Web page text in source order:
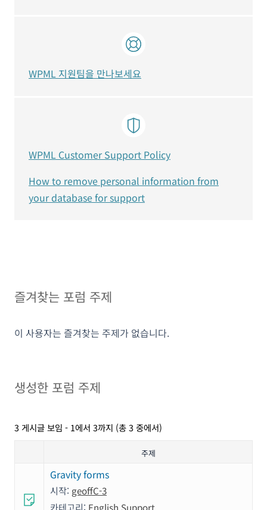
즐겨찾는 포럼 주제
이 사용자는 즐겨찾는 주제가 없습니다.
생성한 포럼 주제
3 게시글 보임 - 1에서 3까지 (총 3 중에서)
주제
Gravity forms
시작: geoffC-3
카테고리: English Support
WPML 지원팀을 만나보세요
WPML Customer Support Policy
How to remove personal information from
your database for support